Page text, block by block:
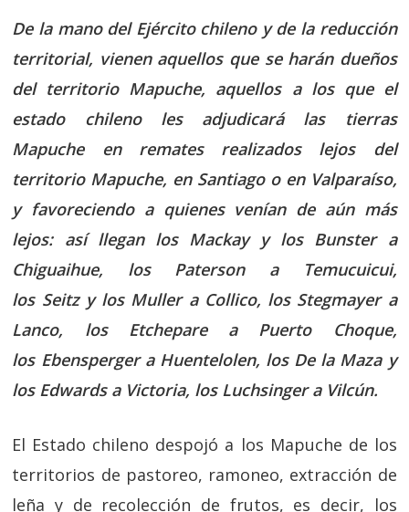
De la mano del Ejército chileno y de la reducción
territorial, vienen aquellos que se harán dueños
del territorio Mapuche, aquellos a los que el
estado chileno les adjudicará las tierras
Mapuche en remates realizados lejos del
territorio Mapuche, en Santiago o en Valparaíso,
y favoreciendo a quienes venían de aún más
lejos: así llegan los Mackay y los Bunster a
Chiguaihue, los Paterson a Temucuicui,
los Seitz y los Muller a Collico, los Stegmayer a
Lanco, los Etchepare a Puerto Choque,
los Ebensperger a Huentelolen, los De la Maza y
los Edwards a Victoria, los Luchsinger a Vilcún.
El Estado chileno despojó a los Mapuche de los
territorios de pastoreo, ramoneo, extracción de
leña y de recolección de frutos, es decir, los